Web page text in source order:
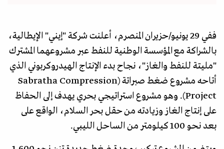
ففي 29 يونيو/حزيران المنصرم، أعلنت شركة "إيني" الإيطالية،
بالشراكة مع المؤسسة الوطنية للنفط عبر مشروعهما المشترك
"مليتة للنفط والغاز"، نجاح بدء الإنتاج الهيدروكربوني الذي
أتاحه مشروع ضغط صبراتة (Sabratha Compression
Project). وهو مشروع استراتيجي بحري يهدف إلى الحفاظ
على إنتاج الغاز وزيادته من حقل بحر السلام، الواقع على
بعد نحو 100 كيلومتر من الساحل الليبي.